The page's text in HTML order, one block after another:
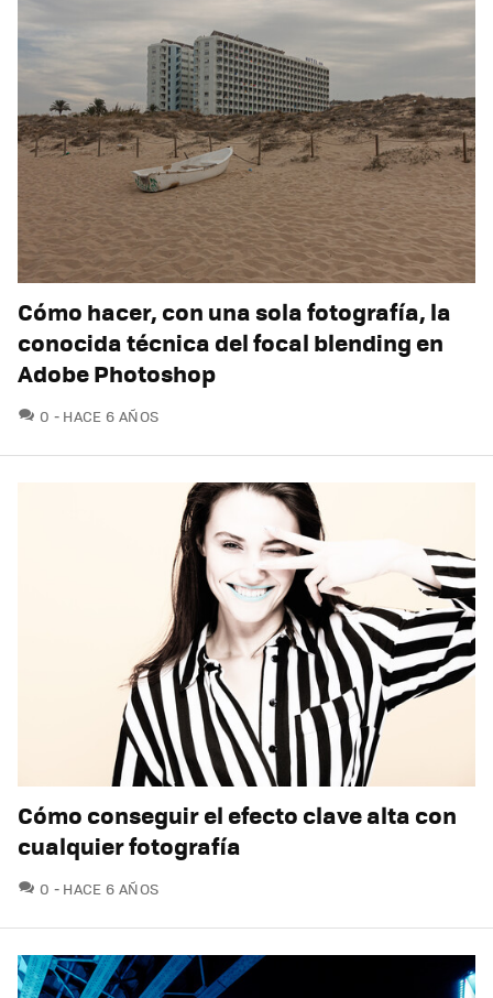
Cómo hacer, con una sola fotografía, la
conocida técnica del focal blending en
Adobe Photoshop
0 COMENTARIOS
HACE 6 AÑOS
Cómo conseguir el efecto clave alta con
cualquier fotografía
0 COMENTARIOS
HACE 6 AÑOS